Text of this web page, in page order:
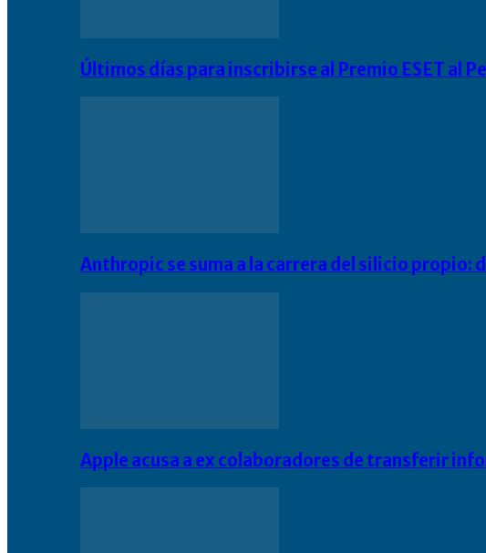
Últimos días para inscribirse al Premio ESET al
Anthropic se suma a la carrera del silicio propio:
Apple acusa a ex colaboradores de transferir